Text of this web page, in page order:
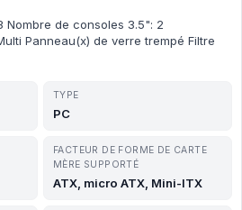
Nombre de consoles 3.5": 2
Panneau(x) de verre trempé Filtre
TYPE
PC
FACTEUR DE FORME DE CARTE
MÈRE SUPPORTÉ
ATX, micro ATX, Mini-ITX